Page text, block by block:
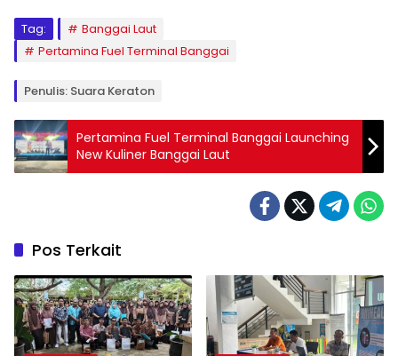
Tag:
Banggai Laut
Pertamina Fuel Terminal Banggai
Penulis: Suara Keraton
Pertamina Fuel Terminal Banggai Launching
New Kuliner Banggai Laut
Pos Terkait